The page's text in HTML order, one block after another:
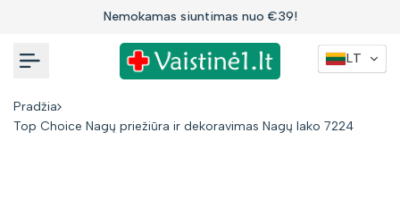
Nemokamas siuntimas nuo €39!
Pradžia
Top Choice Nagų priežiūra ir dekoravimas Nagų lako 7224
LT